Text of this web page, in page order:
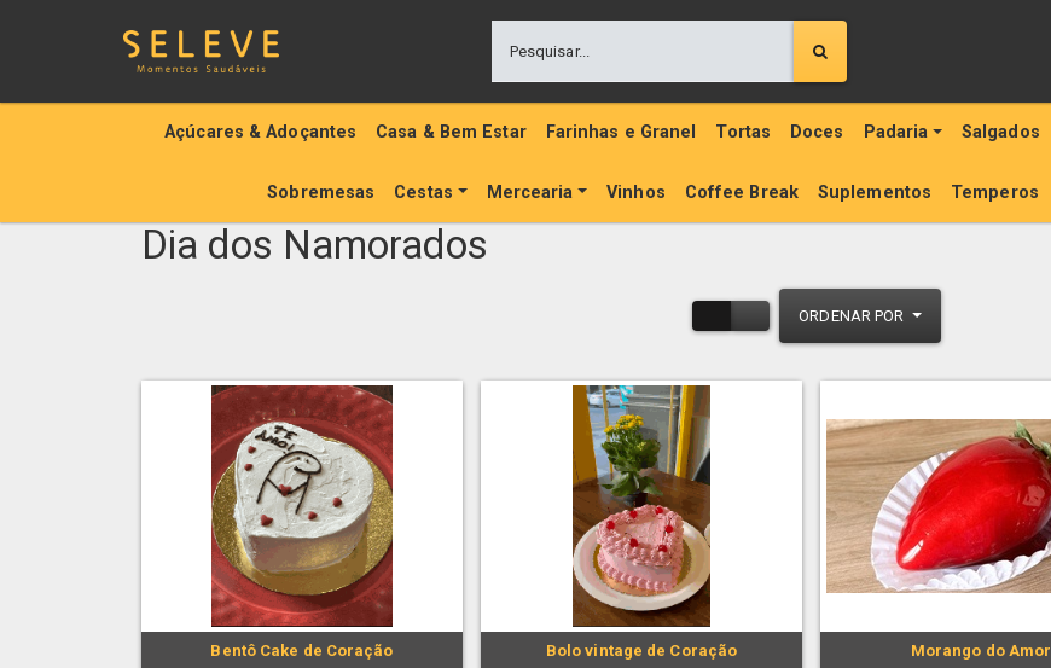
Açúcares & Adoçantes Casa & Bem Estar Farinhas e Granel Tortas Doces Padaria Salgados
Sobremesas Cestas Mercearia Vinhos Coffee Break Suplementos Temperos
Dia dos Namorados
ORDENAR POR
Bentô Cake de Coração
Bolo vintage de Coração
Morango do Amor